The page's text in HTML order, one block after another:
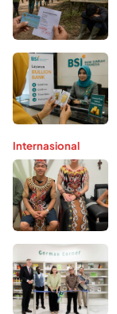
Internasional